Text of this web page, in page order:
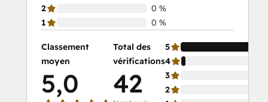
2
0 %
1
0 %
Classement
moyen
5,0
Total des
vérifications
42
5
4
3
2